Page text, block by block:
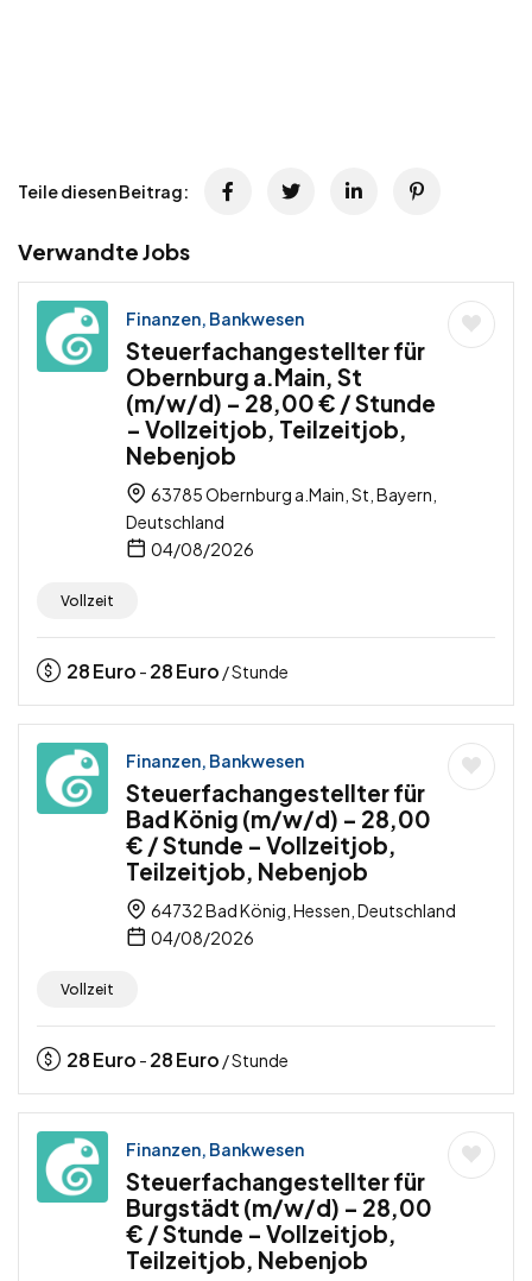
Teile diesen Beitrag:
Verwandte Jobs
Finanzen, Bankwesen
Steuerfachangestellter für
Obernburg a.Main, St
(m/w/d) – 28,00 € / Stunde
– Vollzeitjob, Teilzeitjob,
Nebenjob
63785 Obernburg a.Main, St, Bayern,
Deutschland
04/08/2026
Vollzeit
28Euro - 28Euro / Stunde
Finanzen, Bankwesen
Steuerfachangestellter für
Bad König (m/w/d) – 28,00
€ / Stunde – Vollzeitjob,
Teilzeitjob, Nebenjob
64732 Bad König, Hessen, Deutschland
04/08/2026
Vollzeit
28Euro - 28Euro / Stunde
Finanzen, Bankwesen
Steuerfachangestellter für
Burgstädt (m/w/d) – 28,00
€ / Stunde – Vollzeitjob,
Teilzeitjob, Nebenjob